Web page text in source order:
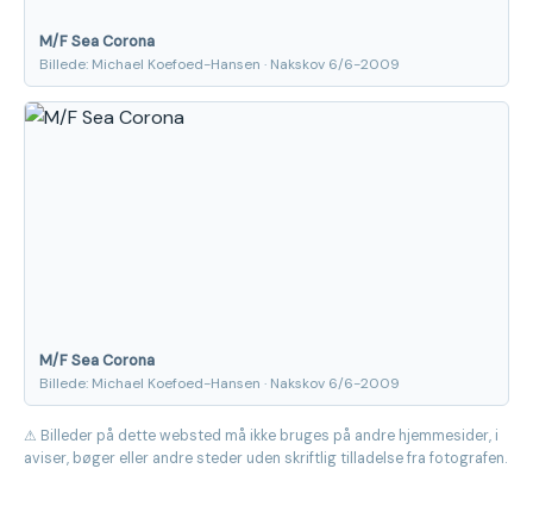
M/F Sea Corona
Billede: Michael Koefoed-Hansen · Nakskov 6/6-2009
M/F Sea Corona
Billede: Michael Koefoed-Hansen · Nakskov 6/6-2009
⚠ Billeder på dette websted må ikke bruges på andre hjemmesider, i
aviser, bøger eller andre steder uden skriftlig tilladelse fra fotografen.